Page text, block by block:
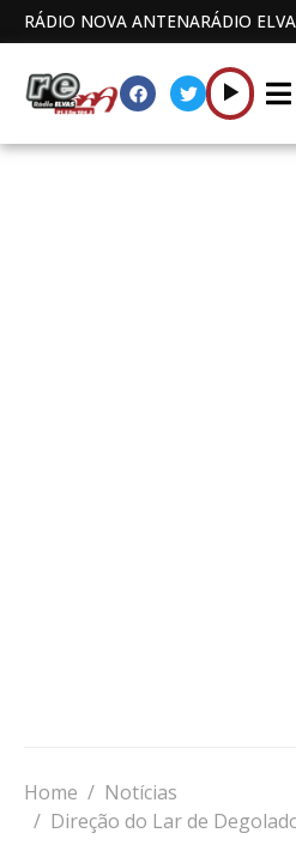
RÁDIO NOVA ANTENARÁDIO
Home
Notícias
Direção do Lar de Degolados manifesta